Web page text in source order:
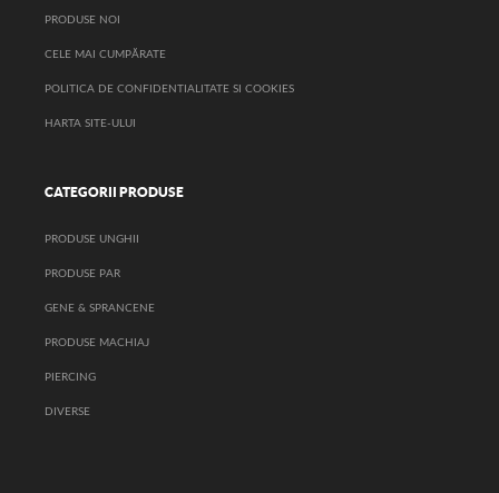
PRODUSE NOI
CELE MAI CUMPĂRATE
POLITICA DE CONFIDENTIALITATE SI COOKIES
HARTA SITE-ULUI
CATEGORII PRODUSE
PRODUSE UNGHII
PRODUSE PAR
GENE & SPRANCENE
PRODUSE MACHIAJ
PIERCING
DIVERSE